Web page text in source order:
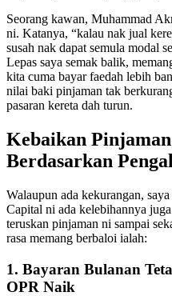
Seorang kawan, Muhammad
ni. Katanya, “kalau nak jual
susah nak dapat semula modal
Lepas saya semak balik,
kita cuma bayar faedah lebih
nilai baki pinjaman tak
pasaran kereta dah turun.
Kebaikan
Berdasarkan
Walaupun ada kekurangan,
Capital ni ada kelebihannya
teruskan pinjaman ni sampai
rasa memang berbaloi ialah:
1. Bayaran Bulanan
OPR Naik